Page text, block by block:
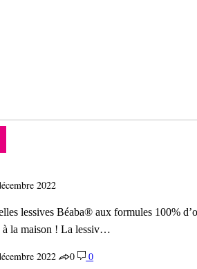
2022
lessives Béaba® aux formules 100%
à la maison ! La lessiv…
2022 0 0